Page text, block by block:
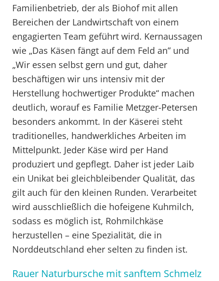
Familienbetrieb, der als Biohof mit allen
Bereichen der Landwirtschaft von einem
engagierten Team geführt wird. Kernaussagen
wie „Das Käsen fängt auf dem Feld an” und
„Wir essen selbst gern und gut, daher
beschäftigen wir uns intensiv mit der
Herstellung hochwertiger Produkte“ machen
deutlich, worauf es Familie Metzger-Petersen
besonders ankommt. In der Käserei steht
traditionelles, handwerkliches Arbeiten im
Mittelpunkt. Jeder Käse wird per Hand
produziert und gepflegt. Daher ist jeder Laib
ein Unikat bei gleichbleibender Qualität, das
gilt auch für den kleinen Runden. Verarbeitet
wird ausschließlich die hofeigene Kuhmilch,
sodass es möglich ist, Rohmilchkäse
herzustellen – eine Spezialität, die in
Norddeutschland eher selten zu finden ist.
Rauer Naturbursche mit sanftem Schmelz